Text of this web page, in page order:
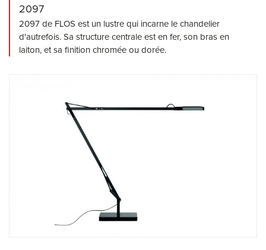
2097
2097 de FLOS est un lustre qui incarne le chandelier
d'autrefois. Sa structure centrale est en fer, son bras en
laiton, et sa finition chromée ou dorée.